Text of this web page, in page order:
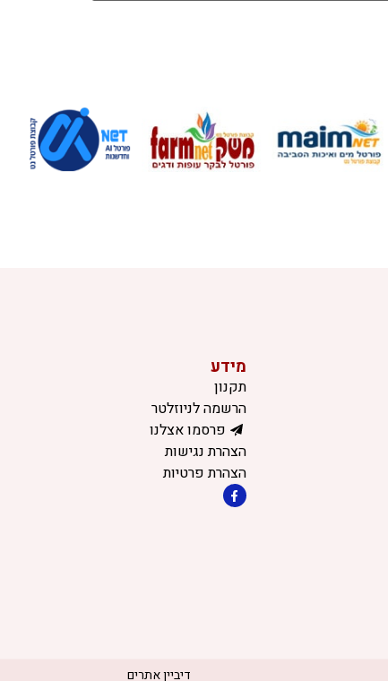
מידע
תקנון
הרשמה לניוזלטר
פרסמו אצלנו
הצהרת נגישות
הצהרת פרטיות
דיביין אתרים